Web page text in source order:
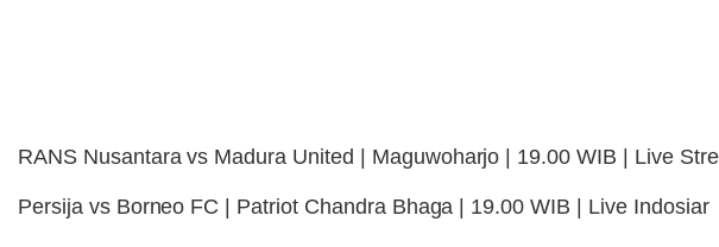
RANS Nusantara vs Madura United | Maguwoharjo | 19.00 WIB | Live
Persija vs Borneo FC | Patriot Chandra Bhaga | 19.00 WIB | Live Indosiar